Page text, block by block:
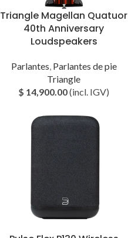
Triangle Magellan Quatuor
40th Anniversary
Loudspeakers
Parlantes, Parlantes de pie
Triangle
$ 14,900.00(incl. IGV)